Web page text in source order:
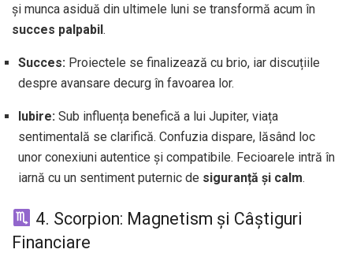
și munca asiduă din ultimele luni se transformă acum în
succes palpabil.
Succes: Proiectele se finalizează cu brio, iar discuțiile
despre avansare decurg în favoarea lor.
Iubire: Sub influența benefică a lui Jupiter, viața
sentimentală se clarifică. Confuzia dispare, lăsând loc
unor conexiuni autentice și compatibile. Fecioarele intră în
iarnă cu un sentiment puternic de siguranță și calm.
4. Scorpion: Magnetism și Câștiguri
Financiare